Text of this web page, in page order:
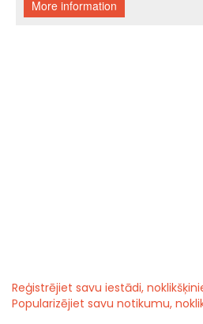
Reģistrējiet savu iestādi,
Popularizējiet savu notikumu,